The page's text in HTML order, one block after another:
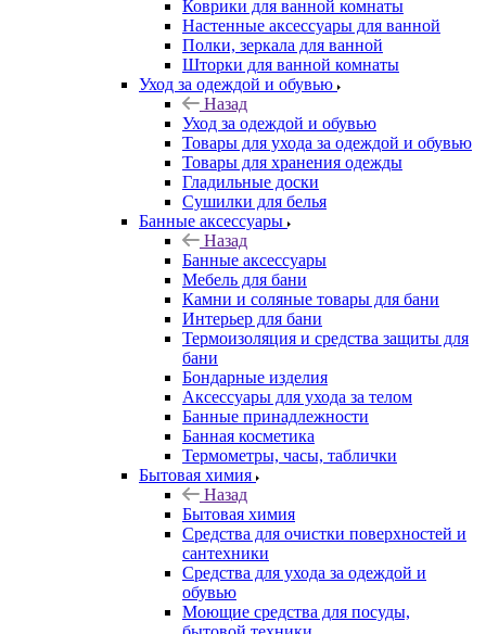
Коврики для ванной комнаты
Настенные аксессуары для ванной
Полки, зеркала для ванной
Шторки для ванной комнаты
Уход за одеждой и обувью
Назад
Уход за одеждой и обувью
Товары для ухода за одеждой и обувью
Товары для хранения одежды
Гладильные доски
Сушилки для белья
Банные аксессуары
Назад
Банные аксессуары
Мебель для бани
Камни и соляные товары для бани
Интерьер для бани
Термоизоляция и средства защиты для
бани
Бондарные изделия
Аксеcсуары для ухода за телом
Банные принадлежности
Банная косметика
Термометры, часы, таблички
Бытовая химия
Назад
Бытовая химия
Средства для очистки поверхностей и
сантехники
Средства для ухода за одеждой и
обувью
Моющие средства для посуды,